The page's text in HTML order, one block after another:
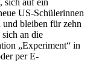
US-Schülerinnen
und bleiben für zehn
an die
„Experiment“ in
per E-